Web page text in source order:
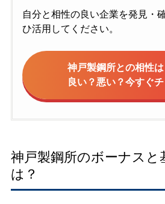
自分と相性の良い企業を発見・
ひ活用してください。
神戸製鋼所との相性は
良い？悪い？今すぐチ
神戸製鋼所のボーナスと
は？